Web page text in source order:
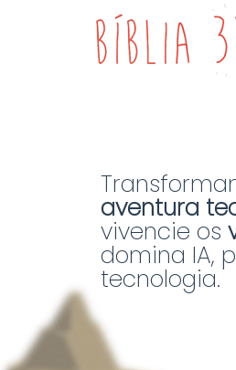
aventura
vivencie os
domina IA,
tecnologia.